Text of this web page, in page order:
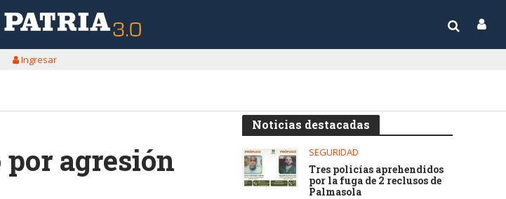
Ingresar
agresión
Noticias destacadas
SEGURIDAD
Tres policías aprehendidos
por la fuga de 2 reclusos de
Palmasola